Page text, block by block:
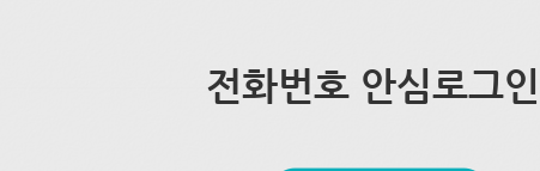
전화번호 안심로그